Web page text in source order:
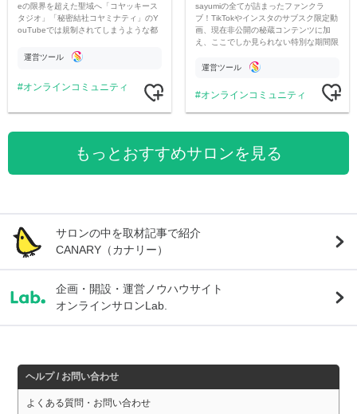
eの限界を超えた聖域へ「コヤッキース
タジオ」「秘密結社コヤミナティ」のY
ouTubeでは規制されてしまうような都
公開。
運営ツール
オンラインコミュニティ
sayumiの全てが詰まったファンクラ
ブ！TikTokやインスタのサブスク限定動
画、現在非公開の秘蔵コンテンツに加
え、ここでしか見られない特別な期間限
運営ツール
オンラインコミュニティ
もっとおすすめサロンを見る
サロンの中を取材記事で紹介
CANARY（カナリー）
企画・開設・運営ノウハウサイト
オンラインサロンLab.
ヘルプ / お問い合わせ
よくある質問・お問い合わせ